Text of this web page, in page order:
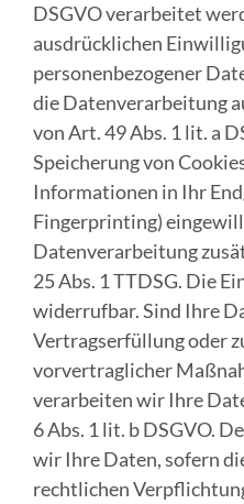
DSGVO verarbeitet
ausdrücklichen
personenbezogener
die Datenverarbeitung
von Art. 49 Abs. 1 lit. a
Speicherung von
Informationen in Ihr
Fingerprinting)
Datenverarbeitung
25 Abs. 1 TTDSG. Die
widerrufbar. Sind Ihre
Vertragserfüllung oder
vorvertraglicher
verarbeiten wir Ihre
6 Abs. 1 lit. b DSGVO.
wir Ihre Daten, sofern
rechtlichen